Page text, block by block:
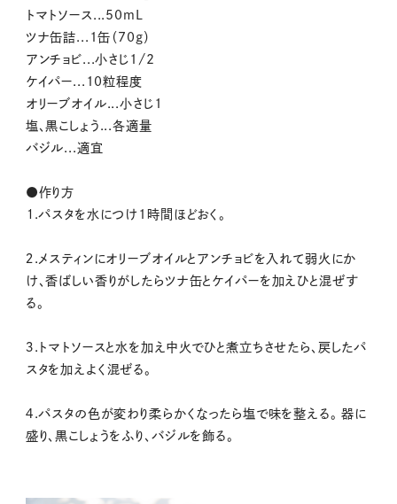
トマトソース...50mL
ツナ缶詰...1缶（70g）
アンチョビ...小さじ1/2
ケイパー...10粒程度
オリーブオイル...小さじ1
塩、黒こしょう...各適量
バジル...適宜
●作り方
１.パスタを水につけ1時間ほどおく。
２.メスティンにオリーブオイルとアンチョビを入れて弱火にか
け、香ばしい香りがしたらツナ缶とケイパーを加えひと混ぜす
る。
３.トマトソースと水を加え中火でひと煮立ちさせたら、戻したパ
スタを加えよく混ぜる。
４.パスタの色が変わり柔らかくなったら塩で味を整える。 器に
盛り、黒こしょうをふり、バジルを飾る。